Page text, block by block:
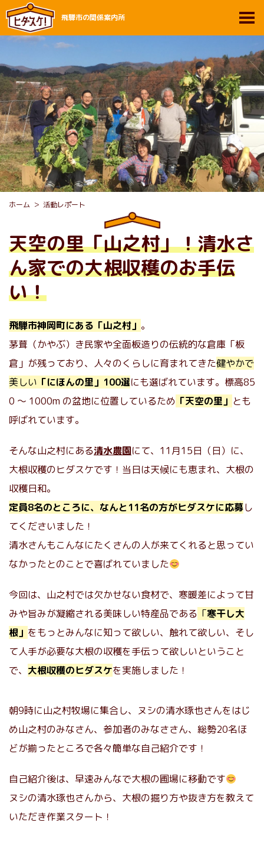
飛騨市の関係案内所
ホーム 活動レポート
天空の里「山之村」！清水さ
ん家での大根収穫のお手伝
い！
飛騨市神岡町にある「山之村」 。
茅葺（かやぶ）き民家や全面板造りの伝統的な倉庫「板
倉」が残っており、人々のくらしに育まれてきた健やかで
美しい 「にほんの里」100選にも選ばれています。標高85
0 ～ 1000m の盆地に位置しているため 「天空の里」 とも
呼ばれています。
そんな山之村にある清水農園にて、11月15日（日）に、
大根収穫のヒダスケです！当日は天候にも恵まれ、大根の
収穫日和。
定員8名のところに、なんと11名の方がヒダスケに応募し
てくださいました！
清水さんもこんなにたくさんの人が来てくれると思ってい
なかったとのことで喜ばれていました
今回は、山之村では欠かせない食材で、寒暖差によって甘
みや旨みが凝縮される美味しい特産品である 「寒干し大
根」 をもっとみんなに知って欲しい、触れて欲しい、そし
て人手が必要な大根の収穫を手伝って欲しいということ
で、 大根収穫のヒダスケを実施しました！
朝9時に山之村牧場に集合し、ヌシの清水琢也さんをはじ
め山之村のみなさん、参加者のみなささん、総勢20名ほ
どが揃ったところで各々簡単な自己紹介です！
自己紹介後は、早速みんなで大根の圃場に移動です
ヌシの清水琢也さんから、大根の掘り方や抜き方を教えて
いただき作業スタート！